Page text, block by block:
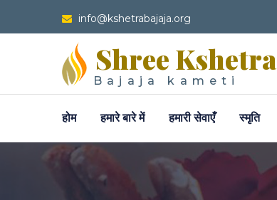
info@kshetrabajaja.org
Shree Kshetra
Bajaja kameti
होम हमारे बारे में हमारी सेवाएँ स्मृति